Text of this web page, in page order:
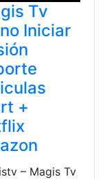
Tv
Iniciar
+
– Magis Tv